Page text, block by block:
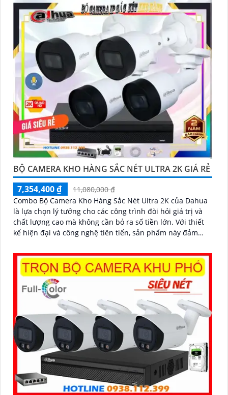
BỘ CAMERA KHO HÀNG SẮC NÉT ULTRA 2K GIÁ RẺ
7,354,400 ₫
11,080,000 ₫
Combo Bộ Camera Kho Hàng Sắc Nét Ultra 2K của Dahua
là lựa chọn lý tưởng cho các công trình đòi hỏi giá trị và
chất lượng cao mà không cần bỏ ra số tiền lớn. Với thiết
kế hiện đại và công nghệ tiên tiến, sản phẩm này đảm